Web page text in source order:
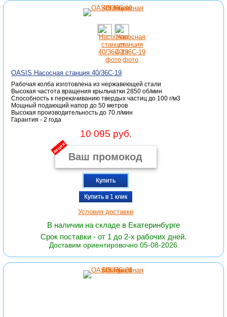
OASIS Насосная станция 40/36С-19
Рабочая колба изготовлена из нержавеющей стали
Высокая частота вращения крыльчатки 2850 об/мин
Способность к перекачиванию твердых частиц до 100 г/м3
Мощный подающий напор до 50 метров
Высокая производительность до 70 л/мин
Гарантия - 2 года
10 095 руб.
акция
Купить
Купить в 1 клик
Условия доставки
В наличии на складе в Екатеринбурге
Срок поставки - от 1 до 2-х рабочих дней.
Доставим ориентировочно 05-08-2026